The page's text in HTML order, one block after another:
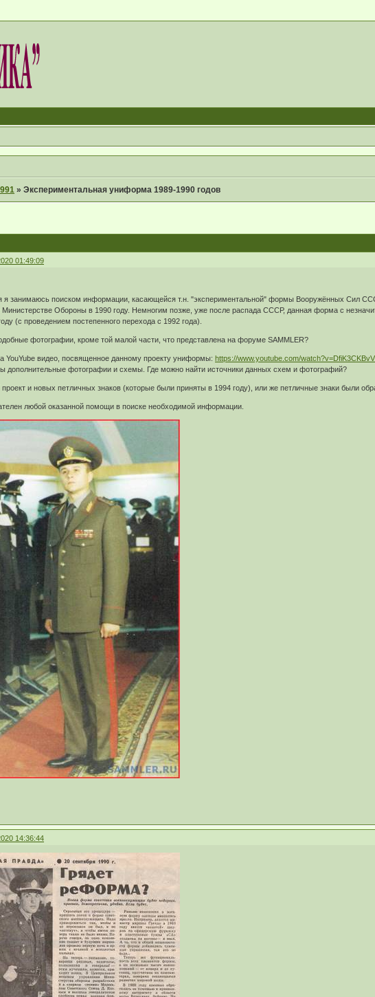
»Экспериментальная униформа 1989-1990 годов
01:49:09
я занимаюсь поиском информации, касающейся т.н. "экспериментальной" формы Вооружённых Сил
Министерстве Обороны в 1990 году. Немногим позже, уже после распада СССР, данная форма с
(с проведением постепенного перехода с 1992 года).
фотографии, кроме той малой части, что представлена на форуме SAMMLER?
YouYube видео, посвященное данному проекту униформы:https://www.youtube.com/
дополнительные фотографии и схемы. Где можно найти источники данных схем и фотографий?
и новых петличных знаков (которые были приняты в 1994 году), или же петличные знаки были
любой оказанной помощи в поиске необходимой информации.
14:36:44